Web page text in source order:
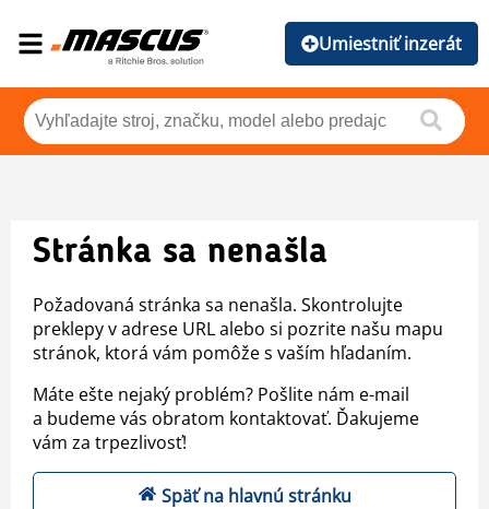
Umiestniť inzerát
Stránka sa nenašla
Požadovaná stránka sa nenašla. Skontrolujte
preklepy v adrese URL alebo si pozrite našu mapu
stránok, ktorá vám pomôže s vaším hľadaním.
Máte ešte nejaký problém? Pošlite nám e-mail
a budeme vás obratom kontaktovať. Ďakujeme
vám za trpezlivosť!
Späť na hlavnú stránku